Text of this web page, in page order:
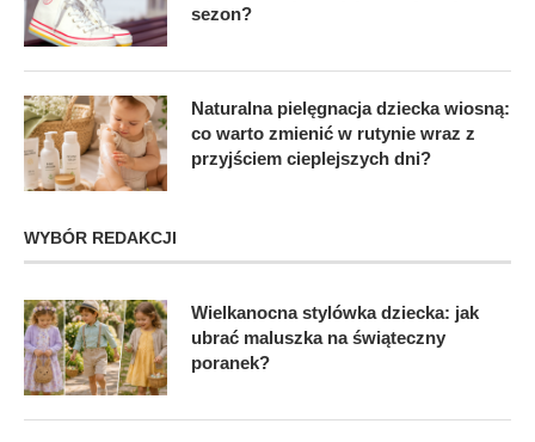
sezon?
Naturalna pielęgnacja dziecka wiosną:
co warto zmienić w rutynie wraz z
przyjściem cieplejszych dni?
WYBÓR REDAKCJI
Wielkanocna stylówka dziecka: jak
ubrać maluszka na świąteczny
poranek?